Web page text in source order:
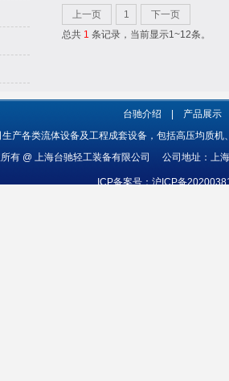
上一页
1
下一页
总共 1 条记录，当前显示1~12条。
台驰介绍 产品展示
生产各类流体设备及工程成套设备，包括高压均质
有 @ 上海台驰轻工装备有限公司 公司地址：上
ICP备案号：沪ICP备